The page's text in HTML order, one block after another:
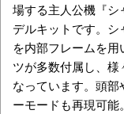
場する主人公機『シ
デルキットです。
を内部フレームを
ツが多数付属し、
なっています。頭
ーモードも再現可能